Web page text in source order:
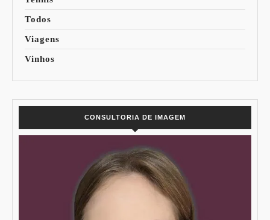
Todos
Viagens
Vinhos
CONSULTORIA DE IMAGEM